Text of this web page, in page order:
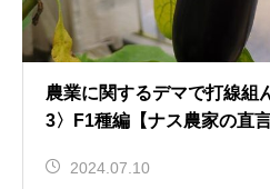
農業に関するデマで打線組
3〉F1種編【ナス農家の直言
2024.07.10